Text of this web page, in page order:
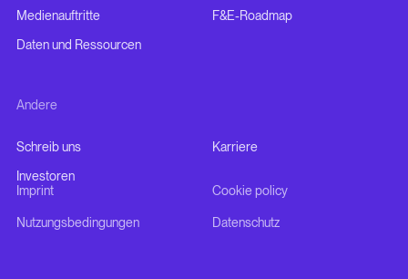
Medienauftritte
F&E-Roadmap
Daten und Ressourcen
Andere
Schreib uns
Karriere
Investoren
Imprint Cookie policy
Nutzungsbedingungen Datenschutz